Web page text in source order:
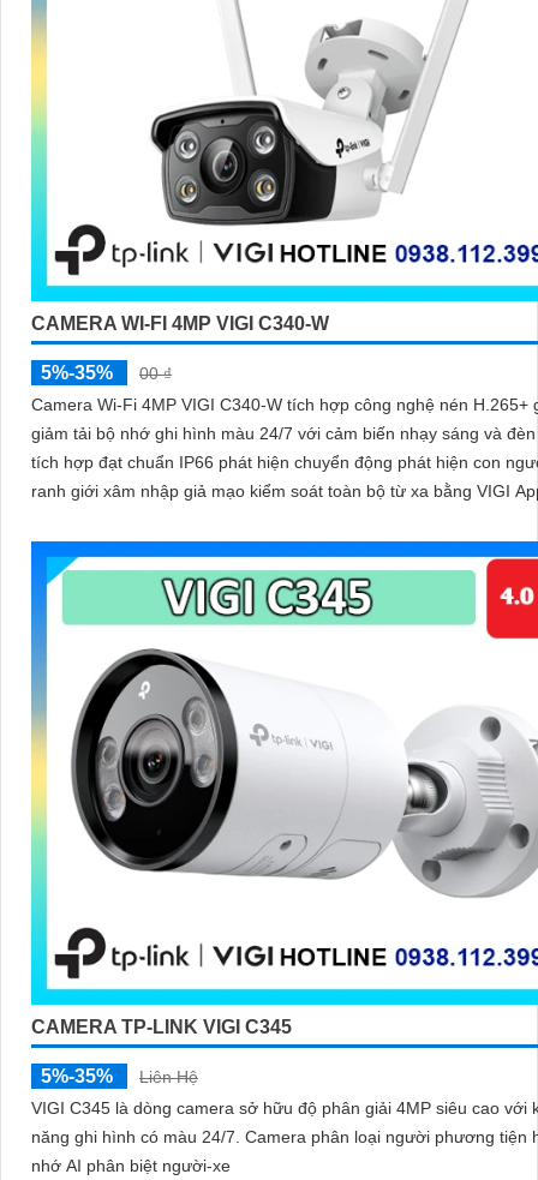
CAMERA WI-FI 4MP VIGI C340-W
5%-35%
00 ₫
Camera Wi-Fi 4MP VIGI C340-W tích hợp công nghệ nén H.265+ giúp
giảm tải bộ nhớ ghi hình màu 24/7 với cảm biến nhạy sáng và
tích hợp đạt chuẩn IP66 phát hiện chuyển động phát hiện con
ranh giới xâm nhập giả mạo kiểm soát toàn bộ từ xa bằng VIGI
CAMERA TP-LINK VIGI C345
5%-35%
Liên Hệ
VIGI C345 là dòng camera sở hữu độ phân giải 4MP siêu cao với
năng ghi hình có màu 24/7. Camera phân loại người phương tiện hiệu quả
nhớ AI phân biệt người-xe